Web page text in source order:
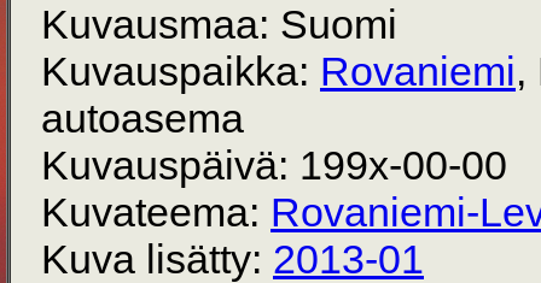
Kuvausmaa: Suomi
Kuvauspaikka: Rovaniemi,
autoasema
Kuvauspäivä: 199x-00-00
Kuvateema: Rovaniemi-
Kuva lisätty: 2013-01